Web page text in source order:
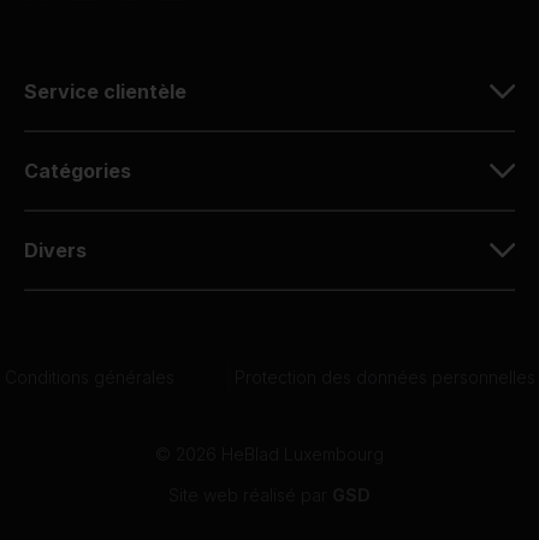
Service clientèle
Catégories
Divers